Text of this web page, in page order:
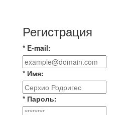
Регистрация
* E-mail:
* Имя:
* Пароль: